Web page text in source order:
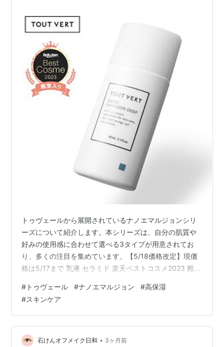
トゥヴェールから展開されているナノエマルジョンシリ
ーズについて紹介します。本シリーズは、自分の肌質や
好みの使用感に合わせて選べる3タイプが用意されてお
り、多くの注目を集めています。【5/18価格改定】現価
格は5/17まで 乳液 セラミド 楽天ベストコスメ2023 殿堂
ゥベール トゥヴェール ナノエマルジョン／ナノエマルジ
ョンプラス／ナノエマルジョンディープ 楽天で購入 今回
注目するアイテムは、通常のナノエマルジョン、ナノエ
マルジョンプラス、ナノエマルジョンディープの3種類で
す。これらは保湿力が高く、ナノ化された成分が角質層
# トゥヴェール #ナノエマルジョン #高保湿
#スキンケア
石けんオフメイク日和 • 3ヶ月前